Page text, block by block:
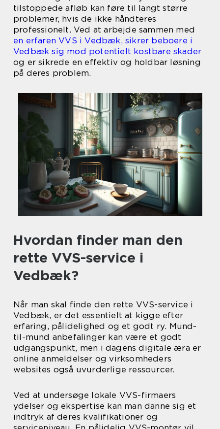
tilstoppede afløb kan føre til langt større
problemer, hvis de ikke håndteres
professionelt. Ved at arbejde sammen med
en erfaren VVS i Vedbæk, sikrer beboere i
Vedbæk sig mod potentielt kostbare skader
og er sikrede en effektiv og holdbar løsning
på deres problem.
Hvordan finder man den
rette VVS-service i
Vedbæk?
Når man skal finde den rette VVS-service i
Vedbæk, er det essentielt at kigge efter
erfaring, pålidelighed og et godt ry. Mund-
til-mund anbefalinger kan være et godt
udgangspunkt, men i dagens digitale æra er
online anmeldelser og virksomheders
websites også uvurderlige ressourcer.
Ved at undersøge lokale VVS-firmaers
ydelser og ekspertise kan man danne sig et
indtryk af deres kvalifikationer og